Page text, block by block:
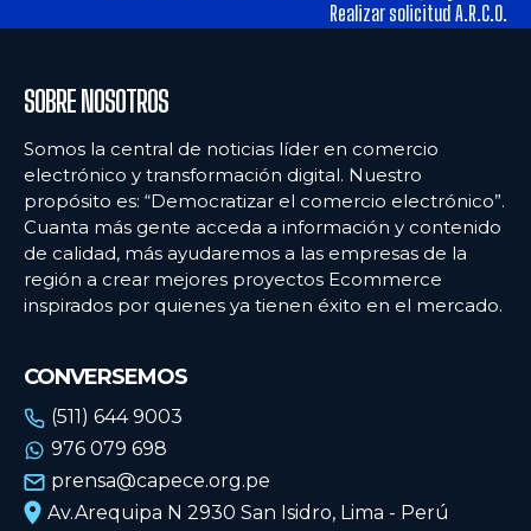
Ecommercenews
PERÚ
ARGENTINA
BOLIVIA
CHILE
ECUADOR
MÉXICO
URUGUAY
VENEZUELA
Ecommercenews
PERÚ
ARGENTINA
BOLIVIA
CHILE
ECUADOR
MÉXICO
URUGUAY
VENEZUELA
Realizar solicitud A.R.C.O.
SOBRE NOSOTROS
Somos la central de noticias líder en comercio
electrónico y transformación digital. Nuestro
propósito es: “Democratizar el comercio electrónico”.
Cuanta más gente acceda a información y contenido
de calidad, más ayudaremos a las empresas de la
región a crear mejores proyectos Ecommerce
inspirados por quienes ya tienen éxito en el mercado.
CONVERSEMOS
(511) 644 9003
976 079 698
prensa@capece.org.pe
Av.Arequipa N 2930 San Isidro, Lima - Perú